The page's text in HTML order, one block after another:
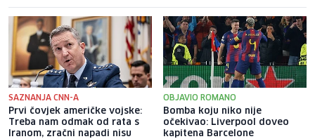
SAZNANJA CNN-A
Prvi čovjek američke vojske:
Treba nam odmak od rata s
Iranom, zračni napadi nisu
OBJAVIO ROMANO
Bomba koju niko nije
očekivao: Liverpool doveo
kapitena Barcelone